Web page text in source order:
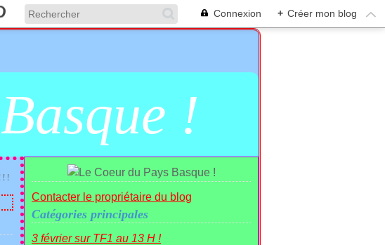
Connexion + Créer mon blog
!
! !
Contacter le propriétaire du blog
Catégories principales
3 février sur TF1 au 13 H !